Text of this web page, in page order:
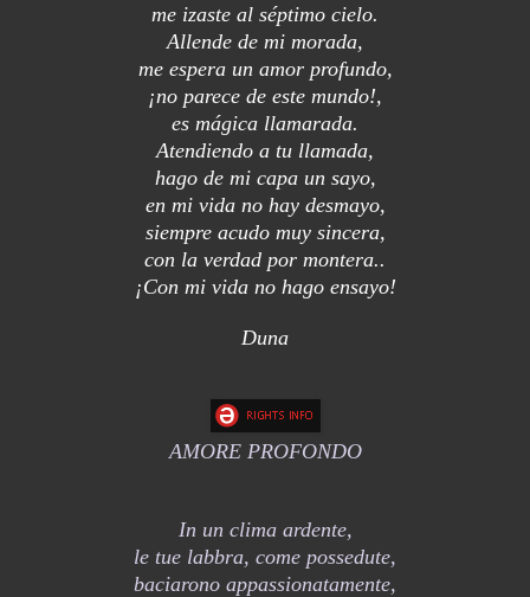
me izaste al séptimo cielo.
Allende de mi morada,
me espera un amor profundo,
¡no parece de este mundo!,
es mágica llamarada.
Atendiendo a tu llamada,
hago de mi capa un sayo,
en mi vida no hay desmayo,
siempre acudo muy sincera,
con la verdad por montera..
¡Con mi vida no hago ensayo!
Duna
AMORE PROFONDO
In un clima ardente,
le tue labbra, come possedute,
baciarono appassionatamente,